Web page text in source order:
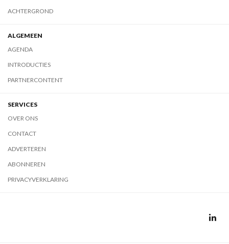
ACHTERGROND
ALGEMEEN
AGENDA
INTRODUCTIES
PARTNERCONTENT
SERVICES
OVER ONS
CONTACT
ADVERTEREN
ABONNEREN
PRIVACYVERKLARING